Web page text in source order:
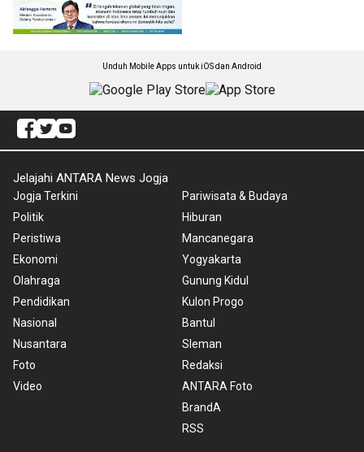
Unduh Mobile Apps untuk iOS dan Android
Jelajahi ANTARA News Jogja
Jogja Terkini
Politik
Peristiwa
Ekonomi
Olahraga
Pendidikan
Nasional
Nusantara
Foto
Video
Pariwisata & Budaya
Hiburan
Mancanegara
Yogyakarta
Gunung Kidul
Kulon Progo
Bantul
Sleman
Redaksi
ANTARA Foto
BrandA
RSS